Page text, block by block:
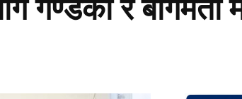
गण्डकी र बागमती